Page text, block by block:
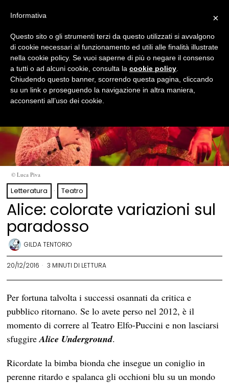
© Luca Piva
Letteratura · Teatro
Alice: colorate variazioni sul
paradosso
GILDA TENTORIO
20/12/2016 3 MINUTI DI LETTURA
Per fortuna talvolta i successi osannati da critica e
pubblico ritornano. Se lo avete perso nel 2012, è il
momento di correre al Teatro Elfo-Puccini e non lasciarsi
sfuggireAlice Underground.
Ricordate la bimba bionda che insegue un coniglio in
perenne ritardo e spalanca gli occhioni blu su un mondo
×
Informativa
Questo sito o gli strumenti terzi da questo utilizzati si avvalgono
di cookie necessari al funzionamento ed utili alle finalità illustrate
nella cookie policy. Se vuoi saperne di più o negare il consenso
a tutti o ad alcuni cookie, consulta la cookie policy
Chiudendo questo banner, scorrendo questa pagina, cliccando
su un link o proseguendo la navigazione in altra maniera,
acconsenti all’uso dei cookie.